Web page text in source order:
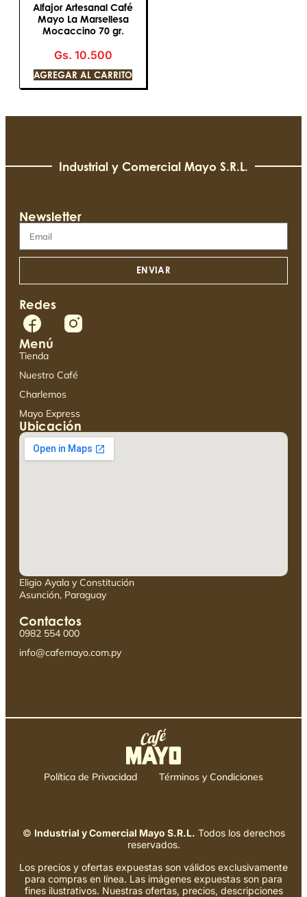
Alfajor Artesanal Café
Mayo La Marsellesa
Mocaccino 70 gr.
Gs. 10.500
AGREGAR AL CARRITO
Industrial y Comercial Mayo S.R.L.​
Ubicación
Eligio Ayala y Constitución
Asunción, Paraguay
Contactos
0982 554 000
info@cafemayo.com.py
Menú
Tienda
Nuestro Café
Charlemos
Mayo Express
Newsletter
ENVIAR
Redes
Política de Privacidad Términos y Condiciones
© Industrial y Comercial Mayo S.R.L. Todos los derechos
reservados.
Los precios y ofertas expuestas son válidos exclusivamente
para compras en línea. Las imágenes expuestas son para
fines ilustrativos. Nuestras ofertas, precios, descripciones